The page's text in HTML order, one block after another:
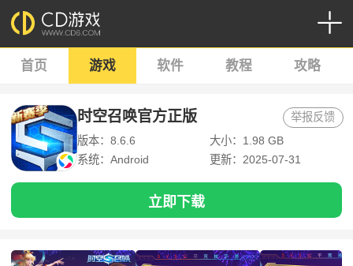
首页 游戏 软件 教程 攻略
时空召唤官方正版
版本：8.6.6
大小：1.98 GB
系统：Android
更新：2025-07-31
举报反馈
立即下载